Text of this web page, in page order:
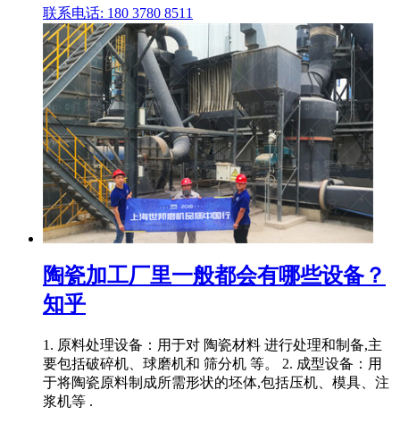
联系电话: 180 3780 8511
陶瓷加工厂里一般都会有哪些设备？
知乎
1. 原料处理设备：用于对 陶瓷材料 进行处理和制备,主
要包括破碎机、球磨机和 筛分机 等。 2. 成型设备：用
于将陶瓷原料制成所需形状的坯体,包括压机、模具、注
浆机等 .